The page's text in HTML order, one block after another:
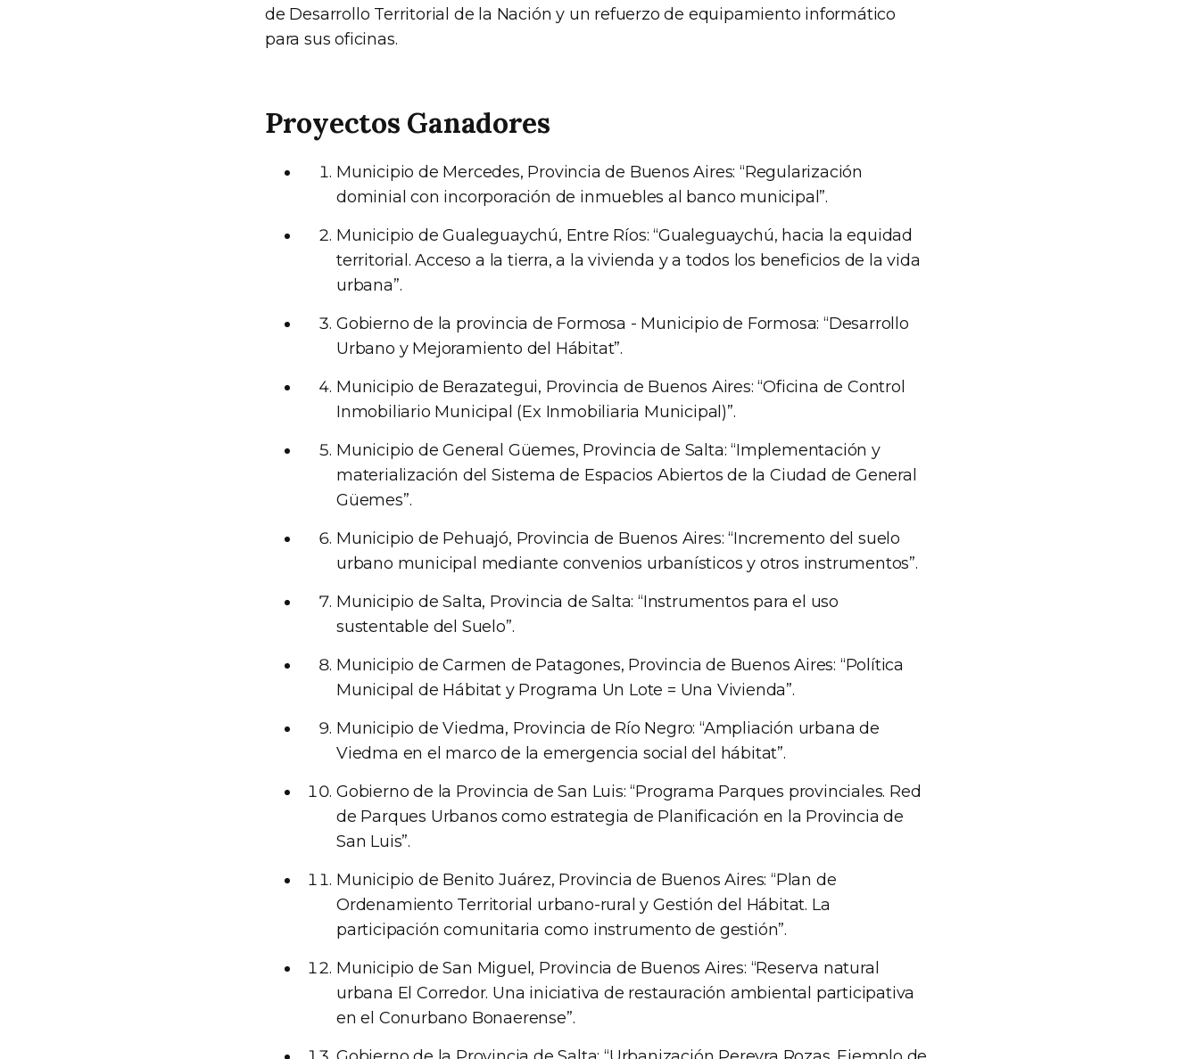
de Desarrollo Territorial de la Nación y un refuerzo de equipamiento informático
para sus oficinas.
Proyectos Ganadores
Municipio de Mercedes, Provincia de Buenos Aires: “Regularización
dominial con incorporación de inmuebles al banco municipal”.
Municipio de Gualeguaychú, Entre Ríos: “Gualeguaychú, hacia la equidad
territorial. Acceso a la tierra, a la vivienda y a todos los beneficios de la vida
urbana”.
Gobierno de la provincia de Formosa - Municipio de Formosa: “Desarrollo
Urbano y Mejoramiento del Hábitat”.
Municipio de Berazategui, Provincia de Buenos Aires: “Oficina de Control
Inmobiliario Municipal (Ex Inmobiliaria Municipal)”.
Municipio de General Güemes, Provincia de Salta: “Implementación y
materialización del Sistema de Espacios Abiertos de la Ciudad de General
Güemes”.
Municipio de Pehuajó, Provincia de Buenos Aires: “Incremento del suelo
urbano municipal mediante convenios urbanísticos y otros instrumentos”.
Municipio de Salta, Provincia de Salta: “Instrumentos para el uso
sustentable del Suelo”.
Municipio de Carmen de Patagones, Provincia de Buenos Aires: “Política
Municipal de Hábitat y Programa Un Lote = Una Vivienda”.
Municipio de Viedma, Provincia de Río Negro: “Ampliación urbana de
Viedma en el marco de la emergencia social del hábitat”.
Gobierno de la Provincia de San Luis: “Programa Parques provinciales. Red
de Parques Urbanos como estrategia de Planificación en la Provincia de
San Luis”.
Municipio de Benito Juárez, Provincia de Buenos Aires: “Plan de
Ordenamiento Territorial urbano-rural y Gestión del Hábitat. La
participación comunitaria como instrumento de gestión”.
Municipio de San Miguel, Provincia de Buenos Aires: “Reserva natural
urbana El Corredor. Una iniciativa de restauración ambiental participativa
en el Conurbano Bonaerense”.